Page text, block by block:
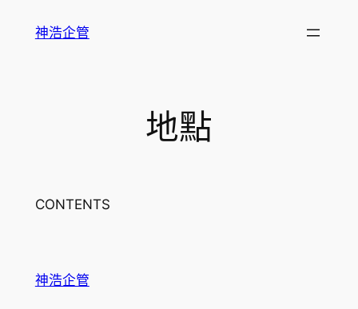
神浩企管
地點
CONTENTS
神浩企管